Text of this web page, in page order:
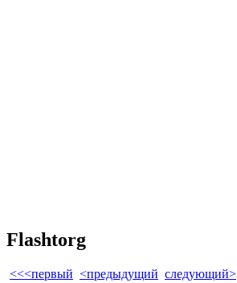
Flashtorg
<<<первый <предыдущий следующий>